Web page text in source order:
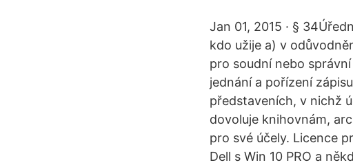
Jan 01, 2015 · §
kdo užije a) v
pro soudní nebo
jednání a pořízení
představeních, v nichž
dovoluje knihovnám,
pro své účely. Licence
Dell s Win 10 PRO a